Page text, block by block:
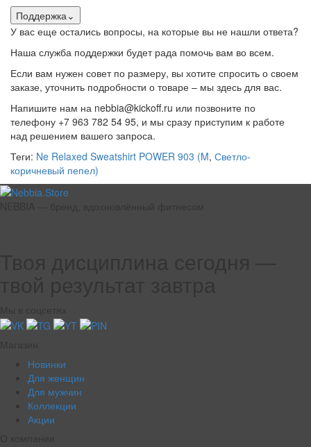
Поддержка ⌄
У вас еще остались вопросы, на которые вы не нашли ответа?
Наша служба поддержки будет рада помочь вам во всем.
Если вам нужен совет по размеру, вы хотите спросить о своем
заказе, уточнить подробности о товаре – мы здесь для вас.
Напишите нам на nebbia@kickoff.ru или позвоните по
телефону +7 963 782 54 95, и мы сразу приступим к работе
над решением вашего запроса.
Теги: Ne Relaxed Sweatshirt POWER 903 (M, Светло-
коричневый пепел)
Новинки
Для женщин
Для мужчин
Коллекции
Акции